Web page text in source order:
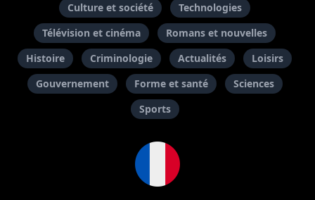
Culture et société
Technologies
Télévision et cinéma
Romans et nouvelles
Histoire
Criminologie Actualités
Loisirs
Gouvernement
Forme et santé
Sciences
Sports